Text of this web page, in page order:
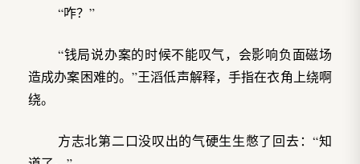
“咋？”
“钱局说办案的时候不能叹气，会影响负面磁场
造成办案困难的。”王滔低声解释，手指在衣角上绕啊
绕。
方志北第二口没叹出的气硬生生憋了回去：“知